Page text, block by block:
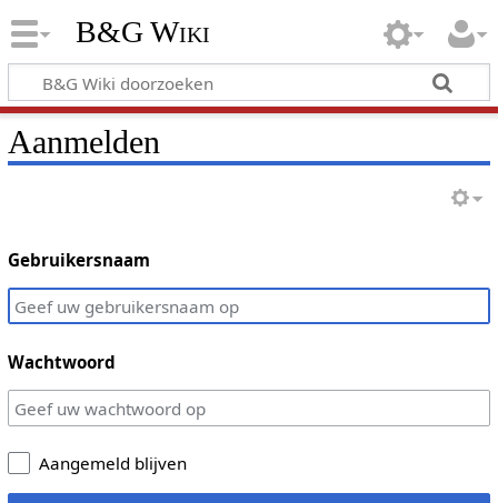
B&G Wiki
Aanmelden
Gebruikersnaam
Wachtwoord
Aangemeld blijven